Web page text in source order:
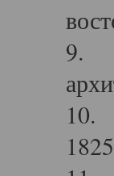
9.
10.